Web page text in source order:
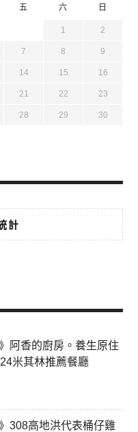
五 六 日
1 2
7 8 9
14 15 16
21 22 23
28 29 30
計
阿香的廚房。養生原住
米其林推薦餐廳
308高地洪代表桶仔雞